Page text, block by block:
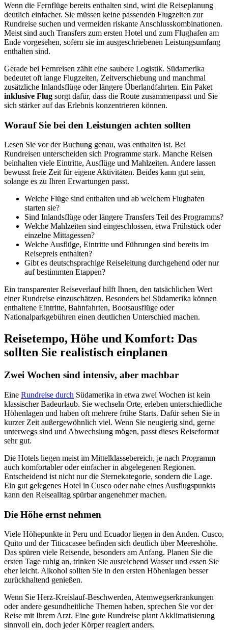
Wenn die Fernflüge bereits enthalten sind, wird die Reiseplanung
deutlich einfacher. Sie müssen keine passenden Flugzeiten zur
Rundreise suchen und vermeiden riskante Anschlusskombinationen.
Meist sind auch Transfers zum ersten Hotel und zum Flughafen am
Ende vorgesehen, sofern sie im ausgeschriebenen Leistungsumfang
enthalten sind.
Gerade bei Fernreisen zählt eine saubere Logistik. Südamerika
bedeutet oft lange Flugzeiten, Zeitverschiebung und manchmal
zusätzliche Inlandsflüge oder längere Überlandfahrten. Ein Paket
inklusive Flug sorgt dafür, dass die Route zusammenpasst und Sie
sich stärker auf das Erlebnis konzentrieren können.
Worauf Sie bei den Leistungen achten sollten
Lesen Sie vor der Buchung genau, was enthalten ist. Bei
Rundreisen unterscheiden sich Programme stark. Manche Reisen
beinhalten viele Eintritte, Ausflüge und Mahlzeiten. Andere lassen
bewusst freie Zeit für eigene Aktivitäten. Beides kann gut sein,
solange es zu Ihren Erwartungen passt.
Welche Flüge sind enthalten und ab welchem Flughafen
starten sie?
Sind Inlandsflüge oder längere Transfers Teil des Programms?
Welche Mahlzeiten sind eingeschlossen, etwa Frühstück oder
einzelne Mittagessen?
Welche Ausflüge, Eintritte und Führungen sind bereits im
Reisepreis enthalten?
Gibt es deutschsprachige Reiseleitung durchgehend oder nur
auf bestimmten Etappen?
Ein transparenter Reiseverlauf hilft Ihnen, den tatsächlichen Wert
einer Rundreise einzuschätzen. Besonders bei Südamerika können
enthaltene Eintritte, Bahnfahrten, Bootsausflüge oder
Nationalparkgebühren einen deutlichen Unterschied machen.
Reisetempo, Höhe und Komfort: Das
sollten Sie realistisch einplanen
Zwei Wochen sind intensiv, aber machbar
Eine Rundreise durch Südamerika in etwa zwei Wochen ist kein
klassischer Badeurlaub. Sie wechseln Orte, erleben unterschiedliche
Höhenlagen und haben oft mehrere frühe Starts. Dafür sehen Sie in
kurzer Zeit außergewöhnlich viel. Wenn Sie neugierig sind, gerne
unterwegs sind und Abwechslung mögen, passt dieses Reiseformat
sehr gut.
Die Hotels liegen meist im Mittelklassebereich, je nach Programm
auch komfortabler oder einfacher in abgelegenen Regionen.
Entscheidend ist nicht nur die Sternekategorie, sondern die Lage.
Ein gut gelegenes Hotel in Cusco oder nahe eines Ausflugspunkts
kann den Reisealltag spürbar angenehmer machen.
Die Höhe ernst nehmen
Viele Höhepunkte in Peru und Ecuador liegen in den Anden. Cusco,
Quito und der Titicacasee befinden sich deutlich über Meereshöhe.
Das spüren viele Reisende, besonders am Anfang. Planen Sie die
ersten Tage ruhig an, trinken Sie ausreichend Wasser und essen Sie
eher leicht. Alkohol sollten Sie in den ersten Höhenlagen besser
zurückhaltend genießen.
Wenn Sie Herz-Kreislauf-Beschwerden, Atemwegserkrankungen
oder andere gesundheitliche Themen haben, sprechen Sie vor der
Reise mit Ihrem Arzt. Eine gute Rundreise plant Akklimatisierung
sinnvoll ein, doch jeder Körper reagiert anders.